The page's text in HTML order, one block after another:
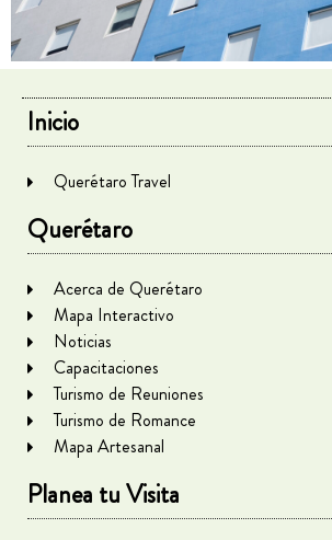
Inicio
Querétaro Travel
Querétaro
Acerca de Querétaro
Mapa Interactivo
Noticias
Capacitaciones
Turismo de Reuniones
Turismo de Romance
Mapa Artesanal
Planea tu Visita